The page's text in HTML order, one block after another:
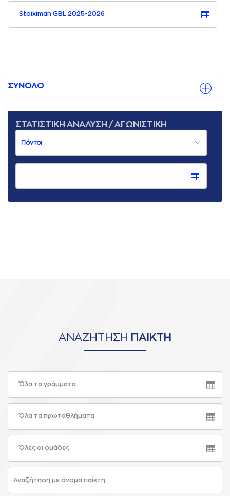
Stoiximan GBL 2025-2026
ΣΥΝΟΛΟ
ΣΤΑΤΙΣΤΙΚΗ ΑΝΑΛΥΣΗ / ΑΓΩΝΙΣΤΙΚΗ
ΑΝΑΖΗΤΗΣΗ ΠΑΙΚΤΗ
Όλα τα γράμματα
Όλα τα πρωταθλήματα
Όλες οι ομάδες